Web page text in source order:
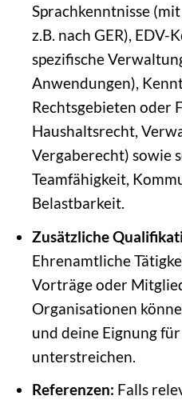
Sprachkenntnisse
z.B. nach GER), EDV-
spezifische
Anwendungen),
Rechtsgebieten oder
Haushaltsrecht,
Vergaberecht) sowie
Teamfähigkeit,
Belastbarkeit.
Zusätzliche
Ehrenamtliche
Vorträge oder
Organisationen
und deine Eignung
unterstreichen.
Referenzen: Falls